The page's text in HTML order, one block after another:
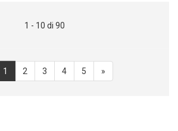
1 - 10 di 90
1 2 3 4 5 »